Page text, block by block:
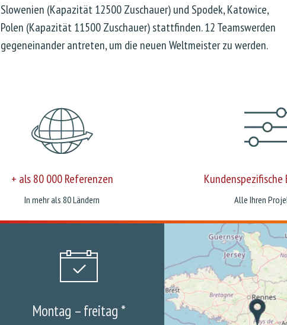
Slowenien (Kapazität 12500 Zuschauer) und Spodek, Katowice,
Polen (Kapazität 11500 Zuschauer) stattfinden. 12 Teamswerden
gegeneinander antreten, um die neuen Weltmeister zu werden.
+ als 80 000 Referenzen
In mehr als 80 Ländern Alle Ihren
Montag – freitag *